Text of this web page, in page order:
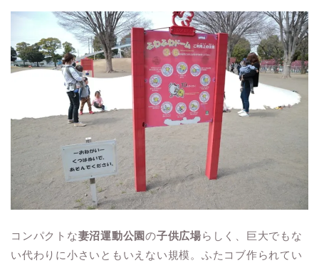
コンパクトな妻沼運動公園の子供広場らしく、巨大でもな
い代わりに小さいともいえない規模。ふたコブ作られてい